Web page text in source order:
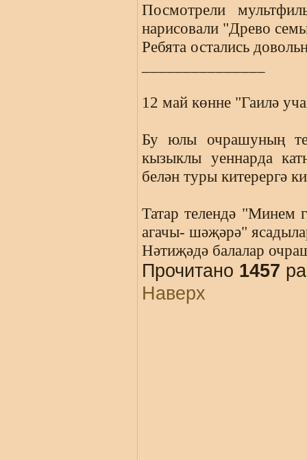
Посмотрели
нарисовали "Древо
Ребята остались
12 май көнне "Гаилә
Бу юлы очрашуның
кызыклы уеннарда
белән туры китерергә
Татар телендә "Минем
агачы- шәҗәрә"
Нәтиҗәдә балалар
Прочитано 1457
Наверх